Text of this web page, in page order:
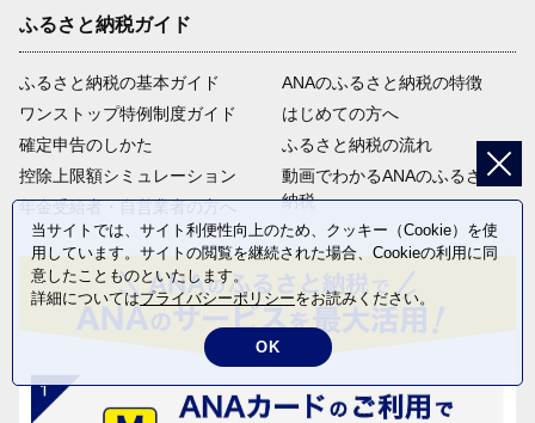
ふるさと納税ガイド
ふるさと納税の基本ガイド
ワンストップ特例制度ガイド
確定申告のしかた
控除上限額シミュレーション
年金受給者・自営業者の方へ
ANAのふるさと納税の特徴
はじめての方へ
ふるさと納税の流れ
動画でわかるANAのふるさと
納税
当サイトでは、サイト利便性向上のため、クッキー（Cookie）を使
用しています。サイトの閲覧を継続された場合、Cookieの利用に同
意したことものといたします。
詳細についてはプライバシーポリシーをお読みください。
OK